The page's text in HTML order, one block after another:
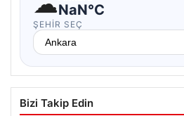
NaN°C
ŞEHIR SEÇ
Bizi Takip Edin